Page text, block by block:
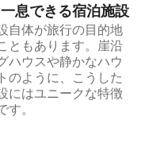
息⁠で⁠き⁠る宿⁠泊施⁠設
自体が旅行の目的地
ともあります。崖沿
ハウスや静かなハウ
のように、こうした
にはユニークな特徴
す。